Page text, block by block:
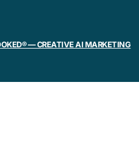
— CREATIVE AI MARKETING